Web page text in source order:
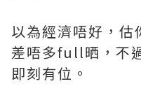
以為經濟唔好，估
差唔多full晒，不
即刻有位。